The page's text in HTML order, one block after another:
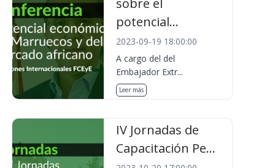
sobre el
potencial...
2023-09-19 18:00:00
A cargo del del
Embajador Extr...
Leer más
IV Jornadas de
Capacitación Pe...